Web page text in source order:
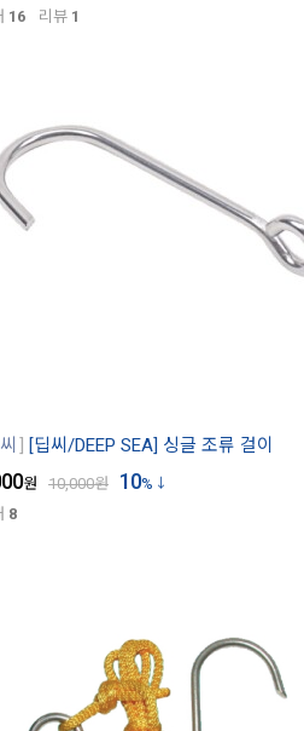
16 리뷰 1
[딥씨/DEEP SEA] 싱글 조류 걸이
원 10,000원 10%
8